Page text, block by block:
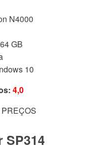
N4000
GB
10
4,0
SP314